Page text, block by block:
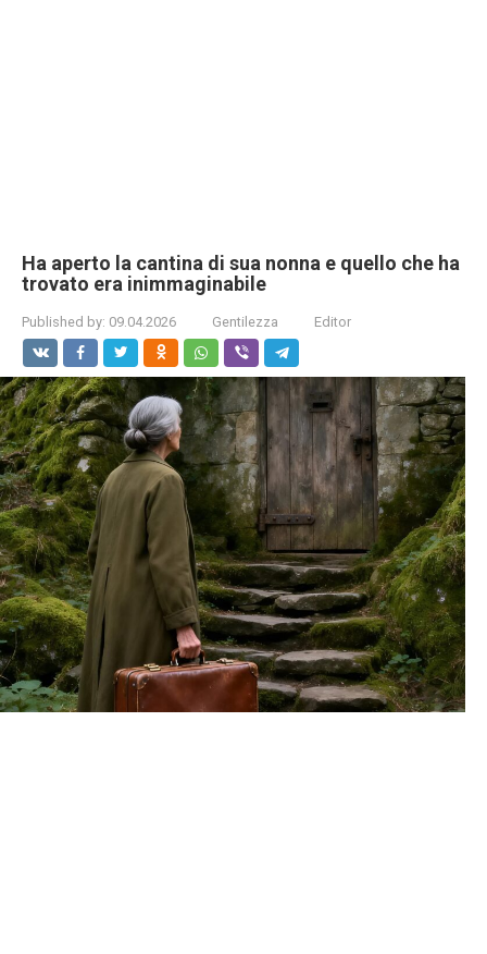
Ha aperto la cantina di sua nonna e quello che ha
trovato era inimmaginabile
Published by: 09.04.2026 Gentilezza Editor